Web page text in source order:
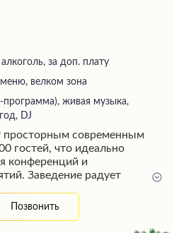
за доп. плату
велком зона
живая музыка,
DJ
просторным современным
гостей, что идеально
конференций и
Заведение радует
кухней, где особенно
в горшочке с запеченной
разнообразными
Позвонить